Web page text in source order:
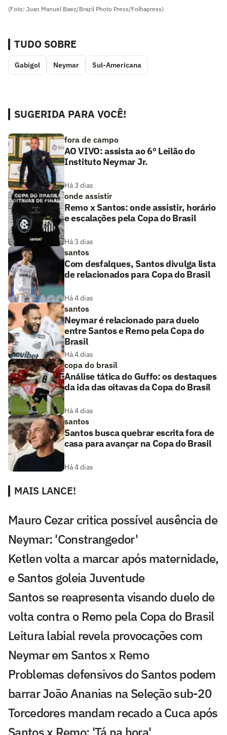
(Foto: Juan Manuel Baez/Brazil Photo Press/Folhapress)
TUDO SOBRE
Gabigol Neymar Sul-Americana
SUGERIDA PARA VOCÊ!
fora de campo
AO VIVO: assista ao 6º Leilão do
Instituto Neymar Jr.
Há 3 dias
onde assistir
Remo x Santos: onde assistir, horário
e escalações pela Copa do Brasil
Há 3 dias
santos
Com desfalques, Santos divulga lista
de relacionados para Copa do Brasil
Há 4 dias
santos
Neymar é relacionado para duelo
entre Santos e Remo pela Copa do
Brasil
Há 4 dias
copa do brasil
Análise tática do Guffo: os destaques
da ida das oitavas da Copa do Brasil
Há 4 dias
santos
Santos busca quebrar escrita fora de
casa para avançar na Copa do Brasil
Há 4 dias
MAIS LANCE!
Mauro Cezar critica possível ausência de
Neymar: 'Constrangedor'
Ketlen volta a marcar após maternidade,
e Santos goleia Juventude
Santos se reapresenta visando duelo de
volta contra o Remo pela Copa do Brasil
Leitura labial revela provocações com
Neymar em Santos x Remo
Problemas defensivos do Santos podem
barrar João Ananias na Seleção sub-20
Torcedores mandam recado a Cuca após